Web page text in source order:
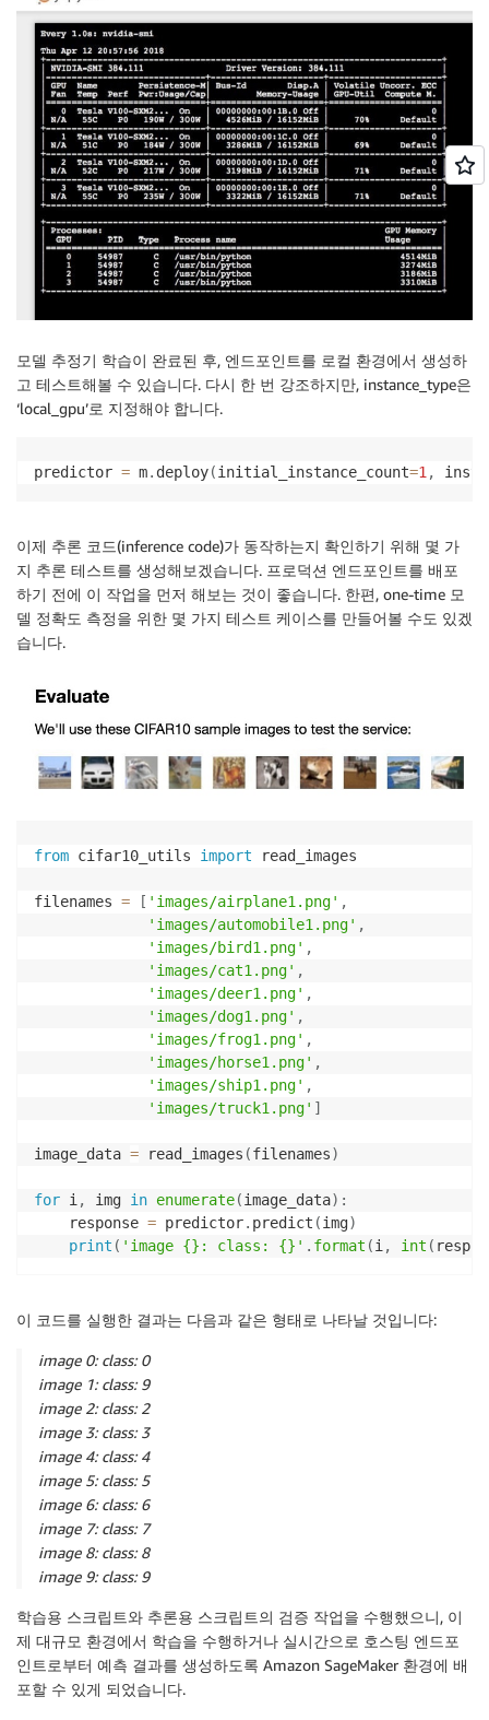
모델 추정기 학습이 완료된 후, 엔드포인트를 로컬 환경에서 생성하
고 테스트해볼 수 있습니다. 다시 한 번 강조하지만, instance_type은
‘local_gpu’로 지정해야 합니다.
predictor = m. deploy(initial_instance_count=1 ,
이제 추론 코드(inference code)가 동작하는지 확인하기 위해 몇 가
지 추론 테스트를 생성해보겠습니다. 프로덕션 엔드포인트를 배포
하기 전에 이 작업을 먼저 해보는 것이 좋습니다. 한편, one-time 모
델 정확도 측정을 위한 몇 가지 테스트 케이스를 만들어볼 수도 있겠
습니다.
from cifar10_utils import read_images
filenames = [ 'images/airplane1.png' ,
'images/automobile1.png' ,
'images/bird1.png' ,
'images/cat1.png' ,
'images/deer1.png' ,
'images/dog1.png' ,
'images/frog1.png' ,
'images/horse1.png' ,
'images/ship1.png' ,
'images/truck1.png' ]
image_data = read_images (filenames)
for i , img in enumerate(image_data) :
    response
= predictor. predict (img)
print ( 'image {}: class: {}' . format (i , int (
이 코드를 실행한 결과는 다음과 같은 형태로 나타날 것입니다:
image 0: class: 0
image 1: class: 9
image 2: class: 2
image 3: class: 3
image 4: class: 4
image 5: class: 5
image 6: class: 6
image 7: class: 7
image 8: class: 8
image 9: class: 9
학습용 스크립트와 추론용 스크립트의 검증 작업을 수행했으니, 이
제 대규모 환경에서 학습을 수행하거나 실시간으로 호스팅 엔드포
인트로부터 예측 결과를 생성하도록 Amazon SageMaker 환경에 배
포할 수 있게 되었습니다.